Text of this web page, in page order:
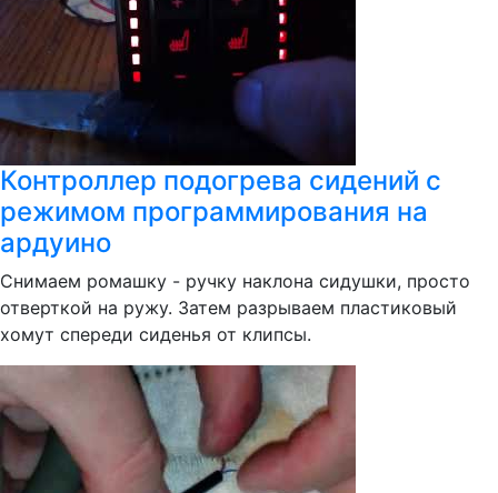
Контроллер подогрева сидений с
режимом программирования на
ардуино
Снимаем ромашку - ручку наклона сидушки, просто
отверткой на ружу. Затем разрываем пластиковый
хомут спереди сиденья от клипсы.